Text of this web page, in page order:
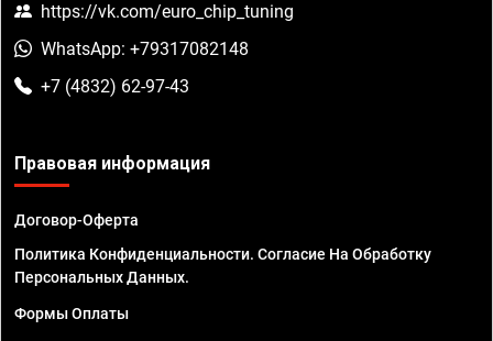
https://vk.com/euro_chip_tuning
WhatsApp: +79317082148
+7 (4832) 62-97-43
Правовая информация
Договор-Оферта
Политика Конфиденциальности. Согласие На Обработку
Персональных Данных.
Формы Оплаты